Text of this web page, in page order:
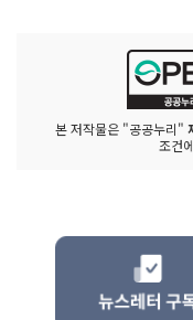
본 저작물은 "공공누리"
조건